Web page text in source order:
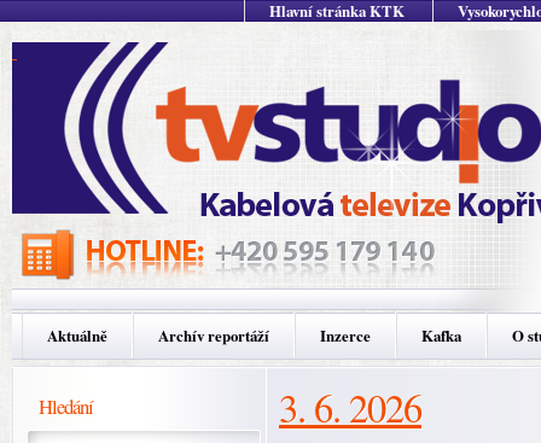
Hlavní stránka KTK
Aktuálně Archív reportáží Inzerce Kafka O
Hledání 3. 6. 2026